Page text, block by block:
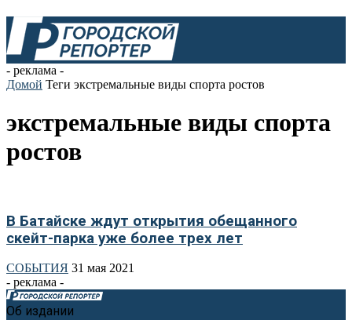
- реклама -
Домой Теги экстремальные виды спорта ростов
экстремальные виды спорта
ростов
В Батайске ждут открытия обещанного
скейт-парка уже более трех лет
СОБЫТИЯ 31 мая 2021
- реклама -
Об издании